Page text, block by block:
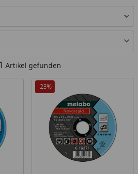
Artikel gefunden
-23%